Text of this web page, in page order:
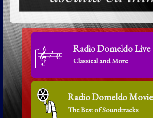
Radio Domeldo Live
Classical and More
Radio Domeldo Movie
The Best of Soundtracks